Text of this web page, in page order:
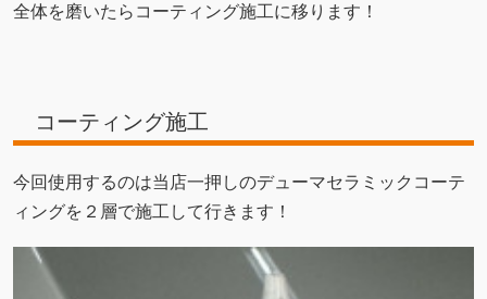
全体を磨いたらコーティング施工に移ります！
コーティング施工
今回使用するのは当店一押しのデューマセラミックコーテ
ィングを２層で施工して行きます！